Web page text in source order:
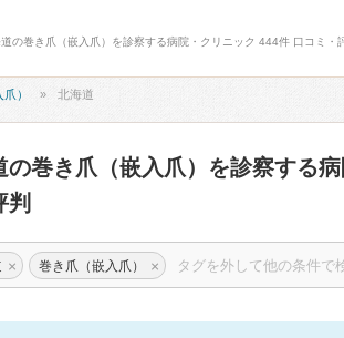
の巻き爪（嵌入爪）を診察する病院・クリニック 444件 口コミ・
） 北海道
の巻き爪（嵌入爪）を診察する
判
× 巻き爪（嵌入爪） ×